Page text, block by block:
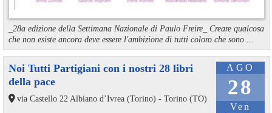
_28a edizione della Settimana Nazionale di Paulo Freire_ Creare qualcosa
che non esiste ancora deve essere l'ambizione di tutti coloro che sono ...
AGO
28
Ven
Noi Tutti Partigiani con i nostri 28 libri
della pace
via Castello 22 Albiano d’Ivrea (Torino) - Torino (TO)